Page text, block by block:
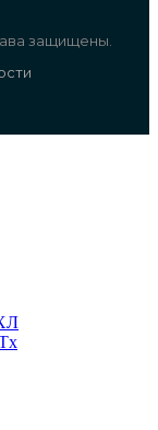
защищены.